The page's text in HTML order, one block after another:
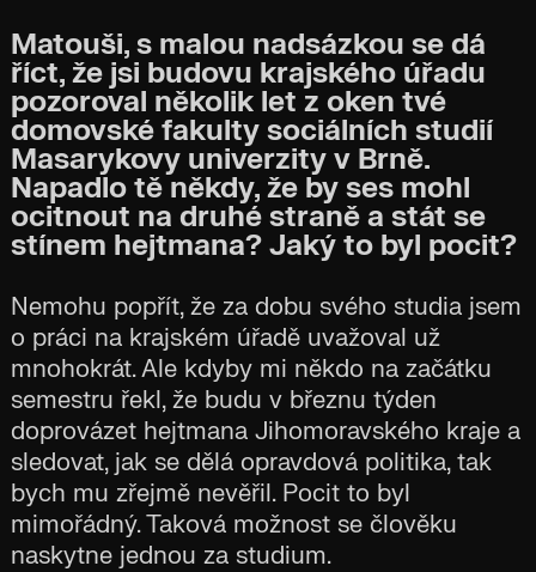
Matouši, s malou nadsázkou se dá
říct, že jsi budovu krajského úřadu
pozoroval několik let z oken tvé
domovské fakulty sociálních studií
Masarykovy univerzity v Brně.
Napadlo tě někdy, že by ses mohl
ocitnout na druhé straně a stát se
stínem hejtmana? Jaký to byl pocit?
Nemohu popřít, že za dobu svého studia jsem
o práci na krajském úřadě uvažoval už
mnohokrát. Ale kdyby mi někdo na začátku
semestru řekl, že budu v březnu týden
doprovázet hejtmana Jihomoravského kraje a
sledovat, jak se dělá opravdová politika, tak
bych mu zřejmě nevěřil. Pocit to byl
mimořádný. Taková možnost se člověku
naskytne jednou za studium.